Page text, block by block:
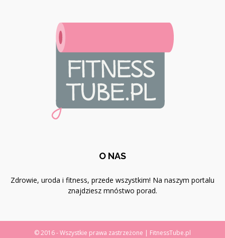
O NAS
Zdrowie, uroda i fitness, przede wszystkim! Na naszym portalu
znajdziesz mnóstwo porad.
© 2016 - Wszystkie prawa zastrzeżone | FitnessTube.pl